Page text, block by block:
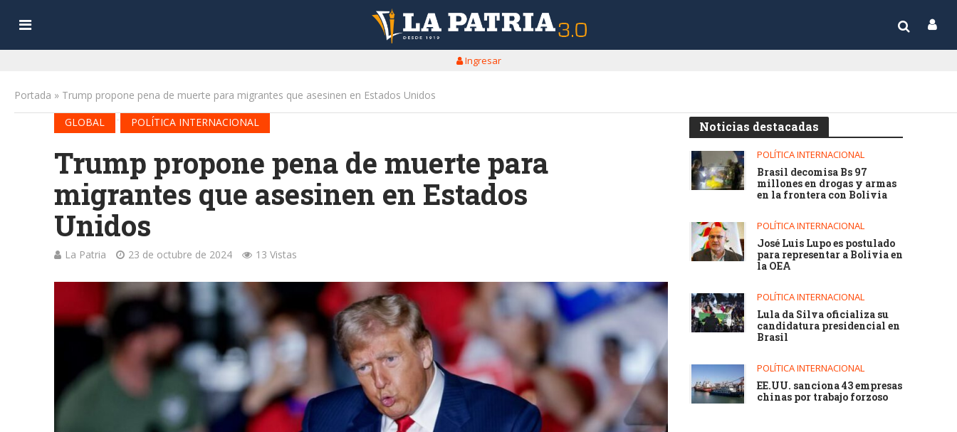
Ingresar
Portada » Trump propone pena de muerte para migrantes que asesinen en Estados Unidos
GLOBAL
POLÍTICA INTERNACIONAL
Trump propone pena de muerte para
migrantes que asesinen en Estados
Unidos
La Patria 23 de octubre de 2024 13 Vistas
Noticias destacadas
POLÍTICA INTERNACIONAL
Brasil decomisa Bs 97
millones en drogas y armas
en la frontera con Bolivia
POLÍTICA INTERNACIONAL
José Luis Lupo es postulado
para representar a Bolivia en
la OEA
POLÍTICA INTERNACIONAL
Lula da Silva oficializa su
candidatura presidencial en
Brasil
POLÍTICA INTERNACIONAL
EE.UU. sanciona 43 empresas
chinas por trabajo forzoso